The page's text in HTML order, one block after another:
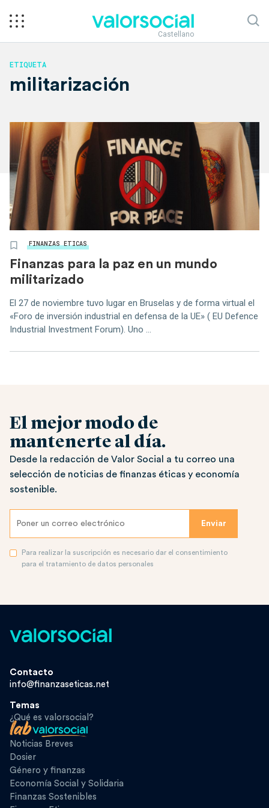
Castellano
ETIQUETA
militarización
FINANZAS ETICAS
Finanzas para la paz en un mundo
militarizado
El 27 de noviembre tuvo lugar en Bruselas y de forma virtual el
«Foro de inversión industrial en defensa de la UE» ( EU Defence
Industrial Investment Forum). Uno ...
El mejor modo de
mantenerte al día.
Desde la redacción de Valor Social a tu correo una
selección de noticias de finanzas éticas y economía
sostenible.
Para realizar la suscripción es necesario dar el consentimiento
para el tratamiento de datos personales
Contacto
info@finanzaseticas.net
Temas
¿Qué es valorsocial?
Noticias Breves
Dosier
Género y finanzas
Economía Social y Solidaria
Finanzas Sostenibles